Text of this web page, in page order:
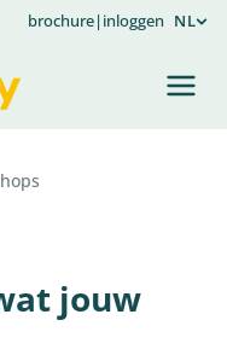
brochure| inloggen NL
jouw